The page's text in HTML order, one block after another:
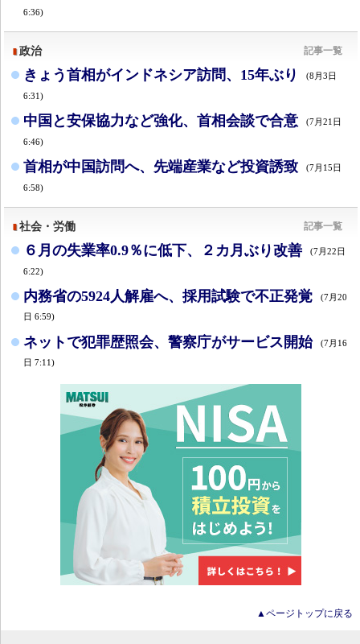
6:36)
政治 記事一覧
きょう首相がインドネシア訪問、15年ぶり (8月3日
6:31)
中国と安保協力など強化、首相会談で合意 (7月21日
6:46)
首相が中国訪問へ、先端産業など投資誘致 (7月15日
6:58)
社会・労働 記事一覧
６月の失業率0.9％に低下、２カ月ぶり改善 (7月22日
6:22)
内務省の5924人解雇へ、採用試験で不正発覚
(7月20
日 6:59)
ネットで犯罪歴照会、警察庁がサービス開始
(7月16
日 7:11)
▲ページトップに戻る